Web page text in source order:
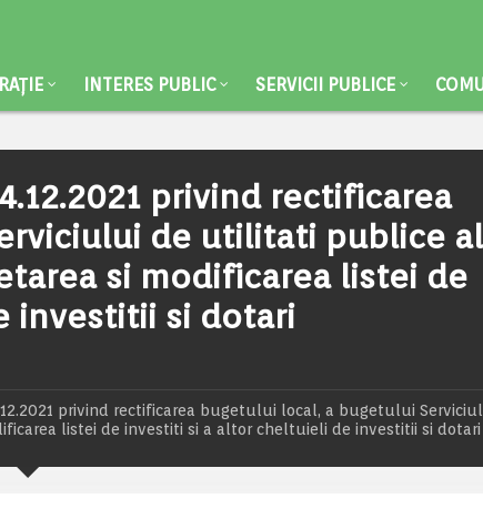
INTERES PUBLIC SERVICII PUBLICE
privind rectificarea
de utilitati publice al
si modificarea listei de
investitii si dotari
privind rectificarea bugetului local, a bugetului
listei de investiti si a altor cheltuieli de investitii si dotari